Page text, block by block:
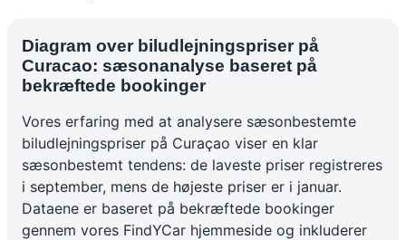
Diagram over biludlejningspriser på
Curacao: sæsonanalyse baseret på
bekræftede bookinger
Vores erfaring med at analysere sæsonbestemte
biludlejningspriser på Curaçao viser en klar
sæsonbestemt tendens: de laveste priser registreres
i september, mens de højeste priser er i januar.
Dataene er baseret på bekræftede bookinger
gennem vores FindYCar hjemmeside og inkluderer